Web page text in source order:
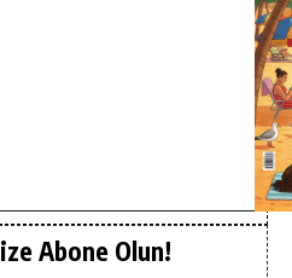
Abone Olun!